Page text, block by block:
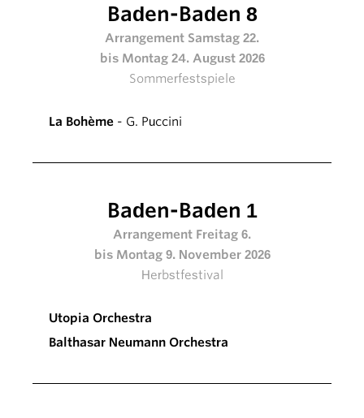
Baden-Baden 8
Arrangement Samstag 22.
bis Montag 24. August 2026
Sommerfestspiele
La Bohème - G. Puccini
Baden-Baden 1
Arrangement Freitag 6.
bis Montag 9. November 2026
Herbstfestival
Utopia Orchestra
Balthasar Neumann Orchestra